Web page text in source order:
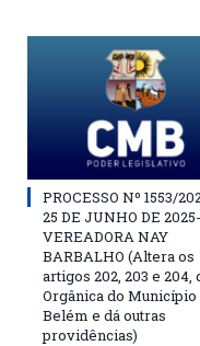
PROCESSO Nº 1553/
25 DE JUNHO DE 2025-
VEREADORA NAY
BARBALHO (Altera os
artigos 202, 203 e 204,
Orgânica do Município
Belém e dá outras
providências)